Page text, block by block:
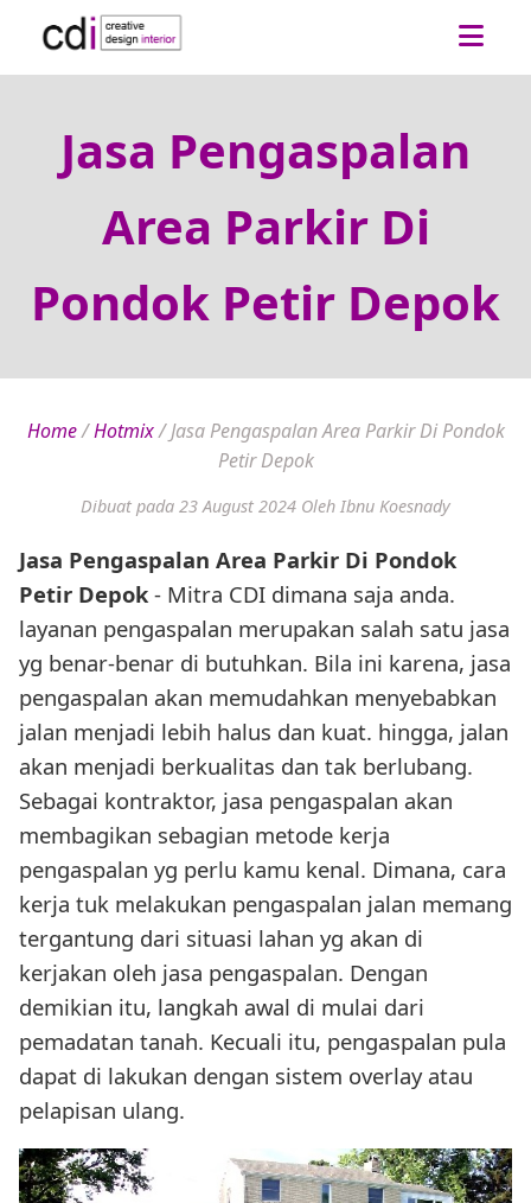
Jasa Pengaspalan
Area Parkir Di
Pondok Petir Depok
Home/Hotmix/Jasa Pengaspalan Area Parkir Di Pondok
Petir Depok
Dibuat pada 23 August 2024 Oleh Ibnu Koesnady
Jasa Pengaspalan Area Parkir Di Pondok
Petir Depok - Mitra CDI dimana saja anda.
layanan pengaspalan merupakan salah satu jasa
yg benar-benar di butuhkan. Bila ini karena, jasa
pengaspalan akan memudahkan menyebabkan
jalan menjadi lebih halus dan kuat. hingga, jalan
akan menjadi berkualitas dan tak berlubang.
Sebagai kontraktor, jasa pengaspalan akan
membagikan sebagian metode kerja
pengaspalan yg perlu kamu kenal. Dimana, cara
kerja tuk melakukan pengaspalan jalan memang
tergantung dari situasi lahan yg akan di
kerjakan oleh jasa pengaspalan. Dengan
demikian itu, langkah awal di mulai dari
pemadatan tanah. Kecuali itu, pengaspalan pula
dapat di lakukan dengan sistem overlay atau
pelapisan ulang.